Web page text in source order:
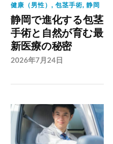
健康（男性）,包茎手術,静岡
静岡で進化する包茎
手術と自然が育む最
新医療の秘密
2026年7月24日